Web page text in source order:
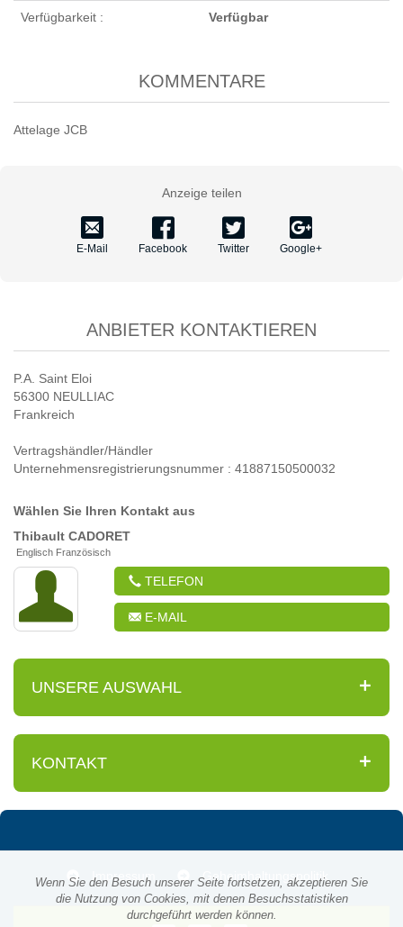
Wenn Sie den Besuch unserer Seite fortsetzen, akzeptieren Sie
die Nutzung von Cookies, mit denen Besuchsstatistiken
durchgeführt werden können.
Verfügbarkeit : Verfügbar
KOMMENTARE
Attelage JCB
Anzeige teilen
E-Mail Facebook Twitter Google+
ANBIETER KONTAKTIEREN
P.A. Saint Eloi
56300 NEULLIAC
Frankreich
Vertragshändler/Händler
Unternehmensregistrierungsnummer : 41887150500032
Wählen Sie Ihren Kontakt aus
Thibault CADORET
Englisch Französisch
TELEFON
E-MAIL
UNSERE AUSWAHL
KONTAKT
Impressum Geheimhaltungspolitik